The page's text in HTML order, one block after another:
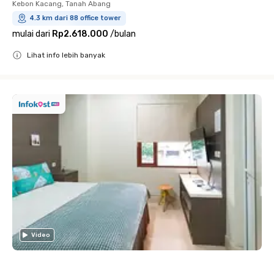
Kebon Kacang, Tanah Abang
4.3 km dari 88 office tower
mulai dari Rp2.618.000 /bulan
Lihat info lebih banyak
Video